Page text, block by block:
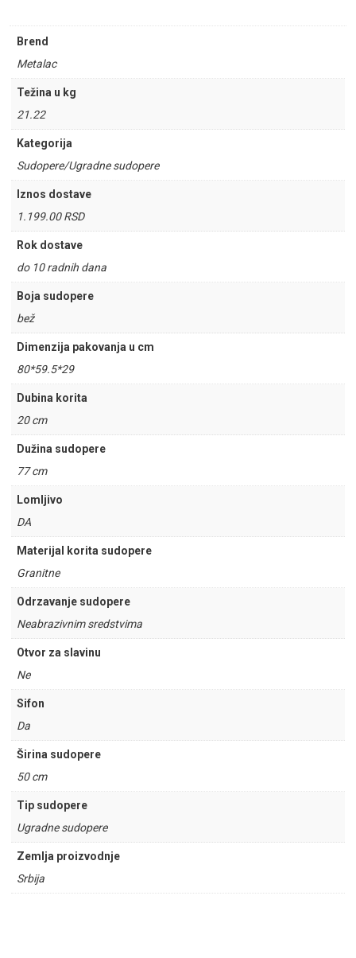
Brend
Metalac
Težina u kg
21.22
Kategorija
Sudopere/Ugradne sudopere
Iznos dostave
1.199.00 RSD
Rok dostave
do 10 radnih dana
Boja sudopere
bež
Dimenzija pakovanja u cm
80*59.5*29
Dubina korita
20 cm
Dužina sudopere
77 cm
Lomljivo
DA
Materijal korita sudopere
Granitne
Odrzavanje sudopere
Neabrazivnim sredstvima
Otvor za slavinu
Ne
Sifon
Da
Širina sudopere
50 cm
Tip sudopere
Ugradne sudopere
Zemlja proizvodnje
Srbija